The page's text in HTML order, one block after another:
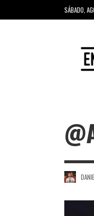
SÁBADO,